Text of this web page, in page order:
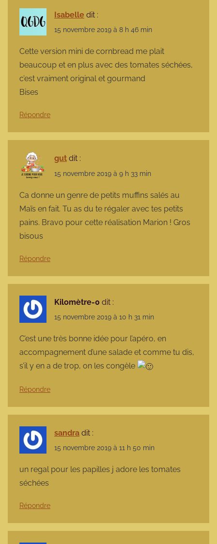
Isabelle dit :
15 novembre 2019 à 8 h 46 min
Cette version mini de cornbread me plait
beaucoup et en plus avec des tomates séchées,
c’est vraiment original et gourmand
Bises
Répondre
gut dit :
15 novembre 2019 à 9 h 33 min
Ca donne un genre de petits muffins salés au
Maïs en fait. Tu as du te régaler avec tes petits
pains. Bravo pour cette réalisation Marion ! Gros
bisous
Répondre
Kilomètre-0 dit :
15 novembre 2019 à 10 h 31 min
C’est une très bonne idée pour l’apéro, en
accompagnement d’une salade et comme tu dis,
s’il y en a de trop, on les congèle
Répondre
sandra dit :
15 novembre 2019 à 11 h 50 min
un regal pour les papilles j adore les tomates
séchées
Répondre